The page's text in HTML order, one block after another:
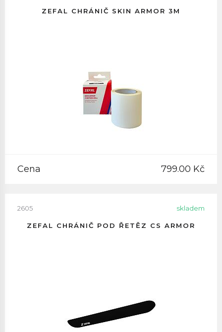
ZEFAL CHRÁNIČ SKIN ARMOR 3M
Cena 799.00 Kč
2605 skladem
ZEFAL CHRÁNIČ POD ŘETĚZ CS ARMOR